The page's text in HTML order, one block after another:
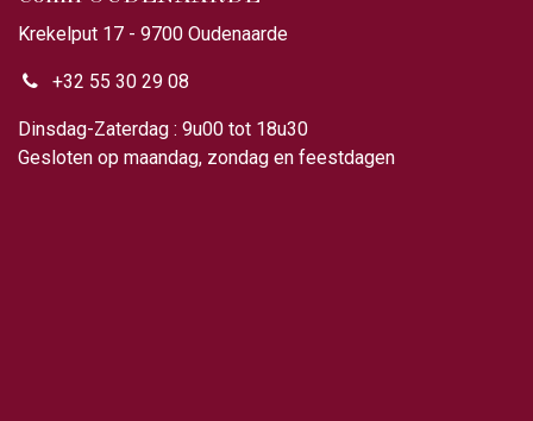
Krekelput 17 - 9700 Oudenaarde
+32 55 30 29 08
Dinsdag-Zaterdag : 9u00 tot 18u30
Gesloten op maandag, zondag en feestdagen